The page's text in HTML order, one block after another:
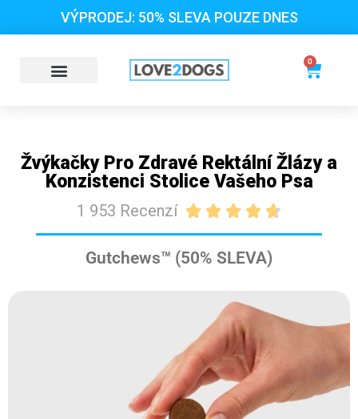
VÝPRODEJ: 50% SLEVA POUZE DNES
0
Žvýkačky Pro Zdravé Rektální Žlázy a
Konzistenci Stolice Vašeho Psa
1 953 Recenzí     
Gutchews™ (50% SLEVA)